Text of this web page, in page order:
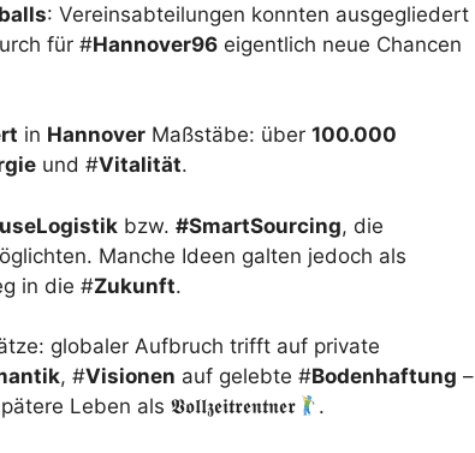
: Vereinsabteilungen konnten ausgegliedert
für #Hannover96 eigentlich neue Chancen
in Hannover Maßstäbe: über 100.000
und #Vitalität.
bzw. #SmartSourcing, die
Manche Ideen galten jedoch als
in die #Zukunft.
globaler Aufbruch trifft auf private
, #Visionen auf gelebte #Bodenhaftung –
Leben als 𝖁𝖔𝖑𝖑𝖟𝖊𝖎𝖙𝖗𝖊𝖓𝖙𝖓𝖊𝖗 .